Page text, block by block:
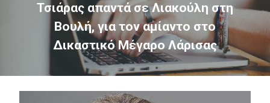
Τσιάρας απαντά σε Λιακούλη στη
Βουλή, για τον αμίαντο στο
Δικαστικό Μέγαρο Λάρισας